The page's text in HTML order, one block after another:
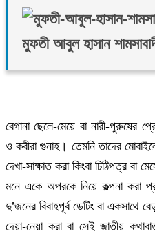
মুফতী আবুল হাসান
বেগানা ছেলে-মেয়ে বা নারী-পুরুষের
ও কবীরা গুনাহ। তেমনি তাদের
দেখা-সাক্ষাত করা কিংবা চিঠিপত্র বা
মনে একে অপরকে নিয়ে কল্পনা করা
দু’জনের বিবাহপূর্ব ডেটিং বা একসাথে
দেয়া-নেয়া করা বা সেই জাতীয়